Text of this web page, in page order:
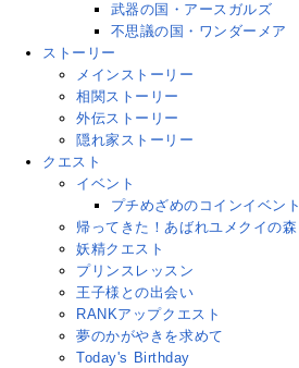
武器の国・アースガルズ
不思議の国・ワンダーメア
ストーリー
メインストーリー
相関ストーリー
外伝ストーリー
隠れ家ストーリー
クエスト
イベント
プチめざめのコインイベント
帰ってきた！あばれユメクイの森
妖精クエスト
プリンスレッスン
王子様との出会い
RANKアップクエスト
夢のかがやきを求めて
Today's Birthday